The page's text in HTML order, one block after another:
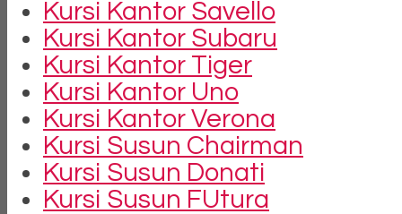
Kursi Kantor Savello
Kursi Kantor Subaru
Kursi Kantor Tiger
Kursi Kantor Uno
Kursi Kantor Verona
Kursi Susun Chairman
Kursi Susun Donati
Kursi Susun FUtura